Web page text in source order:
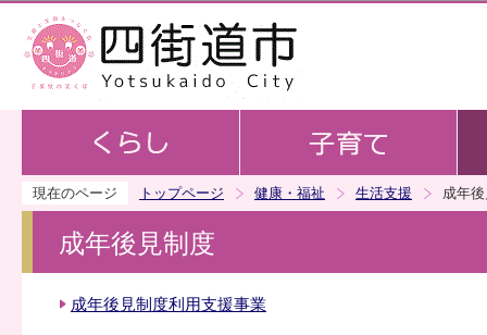
現在のページ トップページ 健康・福祉 生活支援 成年
成年後見制度
成年後見制度利用支援事業